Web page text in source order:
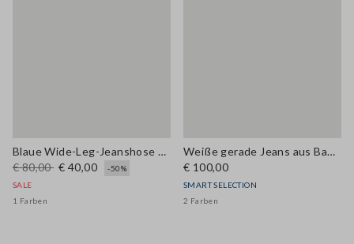
Blaue Wide-Leg-Jeanshose aus Baumwoll-, Leinen- und Viskosemix
€ 80,00 € 40,00
-50%
SALE
1 Farben
Weiße gerade Jeans aus Baumwoll- und Lyocellmischung
€ 100,00
SMART SELECTION
2 Farben